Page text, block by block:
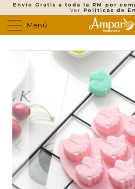
Envío Gratis a toda la RM por
Ver Políticas de
Menú